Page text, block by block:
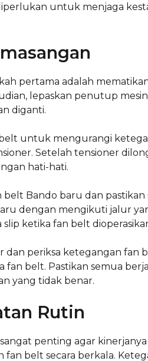
untuk menjaga
pertama adalah
lepaskan penutup
diganti.
untuk mengurangi
Setelah tensioner
hati-hati.
Bando baru dan
dengan mengikuti jalur
ketika fan belt
dan periksa ketegangan fan
fan belt. Pastikan semua
yang tidak benar.
Rutin
penting agar
belt secara berkala.